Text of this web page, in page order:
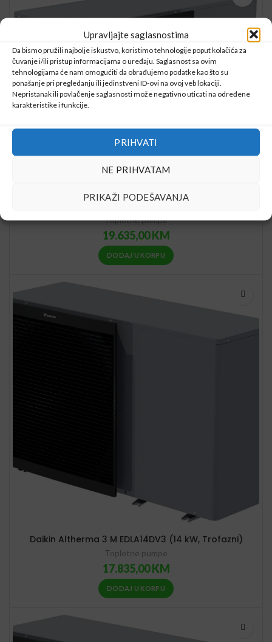
Upravljajte saglasnostima
Da bismo pružili najbolje iskustvo, koristimo tehnologije poput kolačića za
čuvanje i/ili pristup informacijama o uređaju. Saglasnost sa ovim
tehnologijama će nam omogućiti da obrađujemo podatke kao što su
ponašanje pri pregledanju ili jedinstveni ID-ovi na ovoj veb lokaciji.
Nepristanak ili povlačenje saglasnosti može negativno uticati na određene
karakteristike i funkcije.
PRIHVATI
NE PRIHVATAM
PRIKAŽI PODEŠAVANJA
Toplotne pumpe
19.635,00KM
DODAJ U KORPU
Daikin Altherma 3 M EDLA14DV3 (14 kW, Trofazni)
Toplotne pumpe
17.835,00KM
DODAJ U KORPU